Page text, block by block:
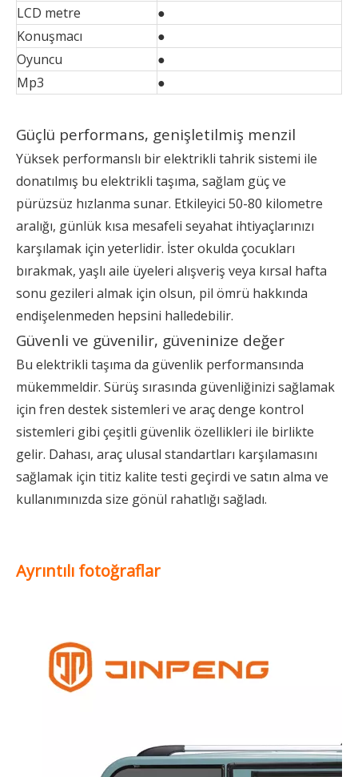
LCD metre
●
Konuşmacı
●
Oyuncu
●
Mp3
●
Güçlü performans, genişletilmiş menzil
Yüksek performanslı bir elektrikli tahrik sistemi ile
donatılmış bu elektrikli taşıma, sağlam güç ve
pürüzsüz hızlanma sunar. Etkileyici 50-80 kilometre
aralığı, günlük kısa mesafeli seyahat ihtiyaçlarınızı
karşılamak için yeterlidir. İster okulda çocukları
bırakmak, yaşlı aile üyeleri alışveriş veya kırsal hafta
sonu gezileri almak için olsun, pil ömrü hakkında
endişelenmeden hepsini halledebilir.
Güvenli ve güvenilir, güveninize değer
Bu elektrikli taşıma da güvenlik performansında
mükemmeldir. Sürüş sırasında güvenliğinizi sağlamak
için fren destek sistemleri ve araç denge kontrol
sistemleri gibi çeşitli güvenlik özellikleri ile birlikte
gelir. Dahası, araç ulusal standartları karşılamasını
sağlamak için titiz kalite testi geçirdi ve satın alma ve
kullanımınızda size gönül rahatlığı sağladı.
Ayrıntılı fotoğraflar